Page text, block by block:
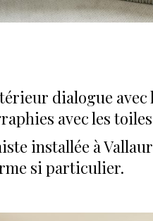
dialogue
avec les
installée à
si particulier.